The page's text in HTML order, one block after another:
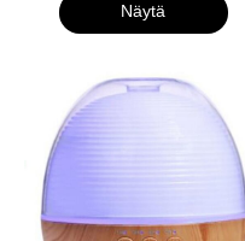
Näytä